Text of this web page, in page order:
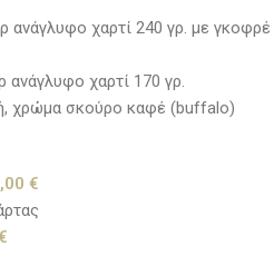
ανάγλυφο χαρτί 240 γρ. με γκοφρέ
χαρτί 170 γρ.
χρώμα σκούρο καφέ (buffalo)
€